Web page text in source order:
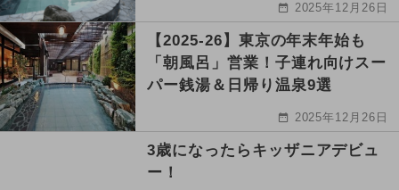
2025年12月26日
【2025-26】東京の年末年始も
「朝風呂」営業！子連れ向けスー
パー銭湯＆日帰り温泉9選
2025年12月26日
3歳になったらキッザニアデビュ
ー！